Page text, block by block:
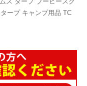
ープ キャンプ用品 TC